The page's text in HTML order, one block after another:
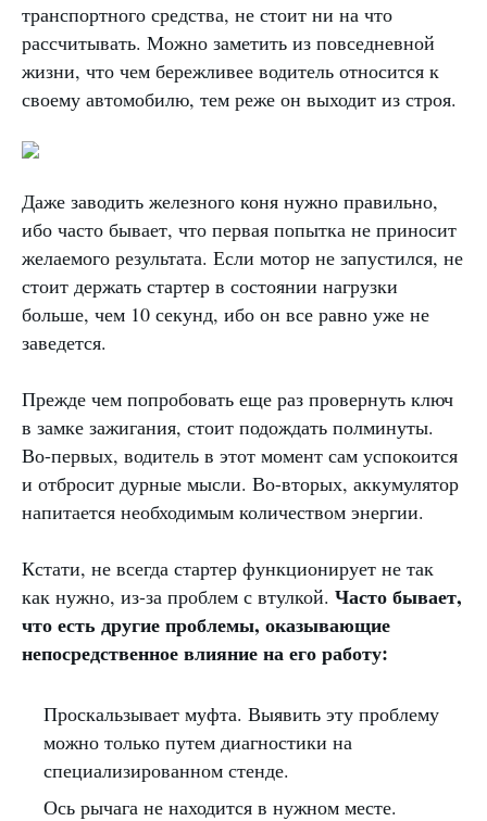
транспортного средства, не стоит ни на что
рассчитывать. Можно заметить из повседневной
жизни, что чем бережливее водитель относится к
своему автомобилю, тем реже он выходит из строя.
Даже заводить железного коня нужно правильно,
ибо часто бывает, что первая попытка не приносит
желаемого результата. Если мотор не запустился, не
стоит держать стартер в состоянии нагрузки
больше, чем 10 секунд, ибо он все равно уже не
заведется.
Прежде чем попробовать еще раз провернуть ключ
в замке зажигания, стоит подождать полминуты.
Во-первых, водитель в этот момент сам успокоится
и отбросит дурные мысли. Во-вторых, аккумулятор
напитается необходимым количеством энергии.
Кстати, не всегда стартер функционирует не так
как нужно, из-за проблем с втулкой. Часто бывает,
что есть другие проблемы, оказывающие
непосредственное влияние на его работу:
Проскальзывает муфта. Выявить эту проблему
можно только путем диагностики на
специализированном стенде.
Ось рычага не находится в нужном месте.